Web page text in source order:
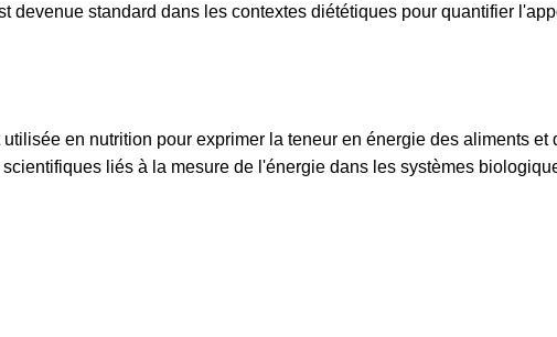
devenue standard dans les contextes diététiques pour quantifier
en nutrition pour exprimer la teneur en énergie des aliments et
liés à la mesure de l'énergie dans les systèmes